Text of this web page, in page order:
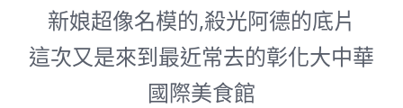
新娘超像名模的,殺光阿德的底片
這次又是來到最近常去的彰化大中華
國際美食館